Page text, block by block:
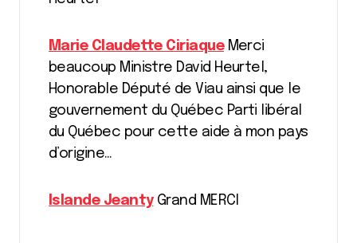
Marie Claudette CiriaqueMerci
beaucoup Ministre David Heurtel,
Honorable Député de Viau ainsi que le
gouvernement du Québec Parti libéral
du Québec pour cette aide à mon pays
d’origine…
Islande JeantyGrand MERCI